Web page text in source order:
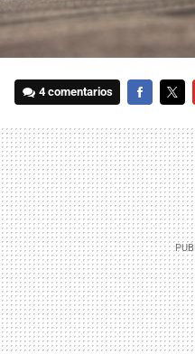
4 comentarios